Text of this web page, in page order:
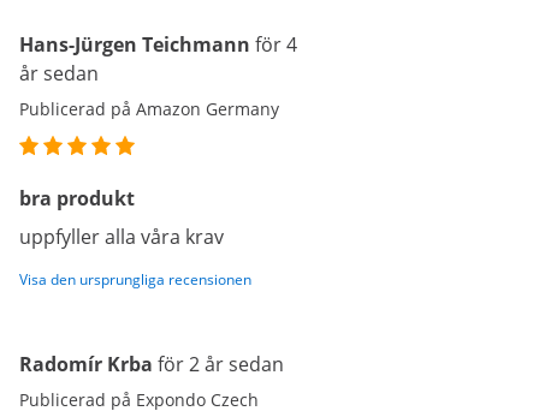
Hans-Jürgen Teichmann för 4
år sedan
Publicerad på Amazon Germany
bra produkt
uppfyller alla våra krav
Visa den ursprungliga recensionen
Radomír Krba för 2 år sedan
Publicerad på Expondo Czech